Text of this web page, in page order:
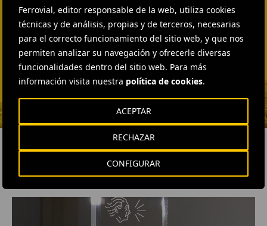
Ferrovial, editor responsable de la web, utiliza cookies
técnicas y de análisis, propias y de terceros, necesarias
para el correcto funcionamiento del sitio web, y que nos
permiten analizar su navegación y ofrecerle diversas
funcionalidades dentro del sitio web. Para más
información visita nuestra política de cookies.
CONFIGURAR
RECHAZAR
ACEPTAR
ENVIAR CORREO
EXTERNAL COMMUNICATION
AND MEDIA RELATIONS
Fátima Gracia De
Vargas
ENVIAR CORREO